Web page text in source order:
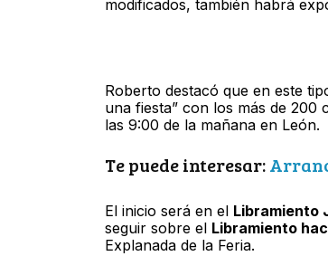
modificados, también habrá
Roberto destacó que en este
una fiesta” con los más de 200
las 9:00 de la mañana en León.
Te puede interesar:
El inicio será en el Libramiento
seguir sobre el Libramiento
Explanada de la Feria.